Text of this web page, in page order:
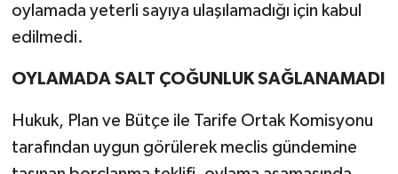
oylamada yeterli sayıya ulaşılamadığı için kabul
edilmedi.
OYLAMADA SALT ÇOĞUNLUK SAĞLANAMADI
Hukuk, Plan ve Bütçe ile Tarife Ortak Komisyonu
tarafından uygun görülerek meclis gündemine